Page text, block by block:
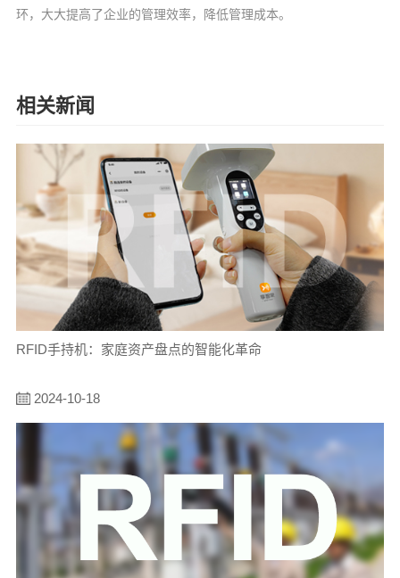
环，大大提高了企业的管理效率，降低管理成本。
相关新闻
RFID手持机：家庭资产盘点的智能化革命
2024-10-18